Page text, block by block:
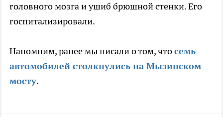
головного мозга и ушиб брюшной стенки. Его
госпитализировали.
Напомним, ранее мы писали о том, чтосемь
автомобилей столкнулись на Мызинском
мосту.